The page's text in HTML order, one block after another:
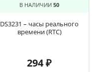
В НАЛИЧИИ 50
DS3231 – часы реального
времени (RTC)
294₽